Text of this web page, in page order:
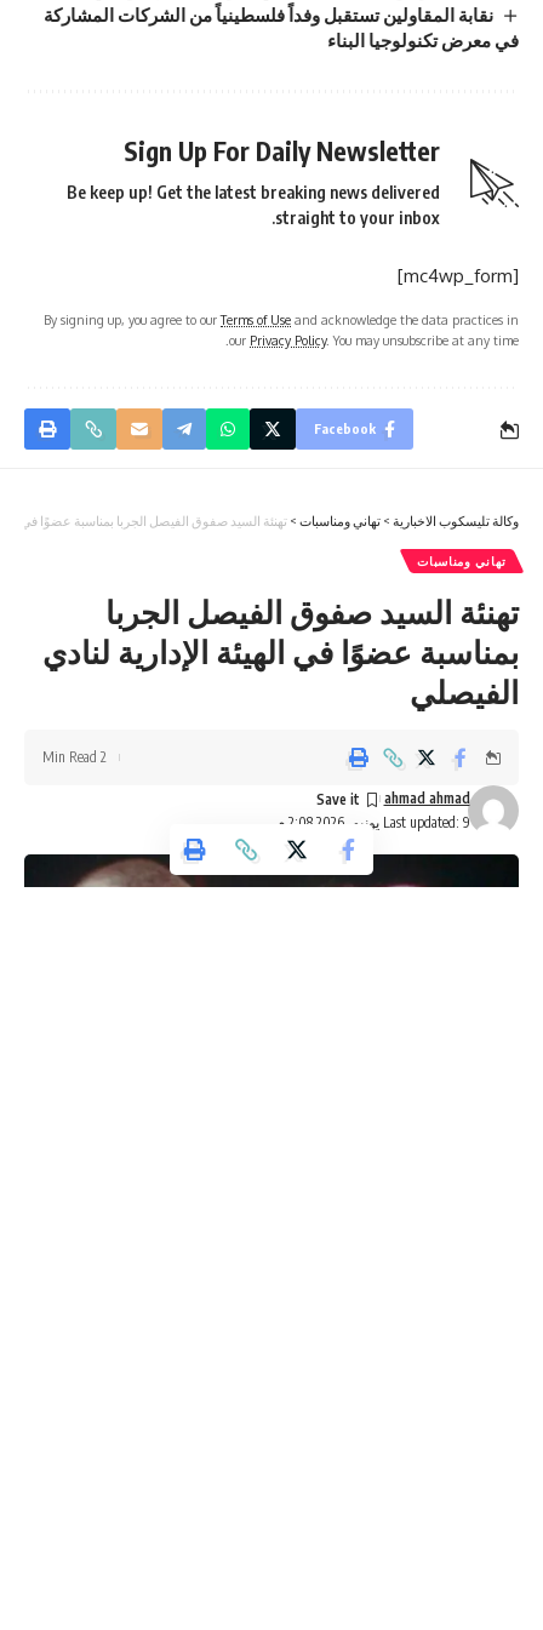
نقابة المقاولين تستقبل وفداً فلسطينياً من الشركات المشاركة
في معرض تكنولوجيا البناء
Sign Up For Daily Newsletter
Be keep up! Get the latest breaking news delivered
straight to your inbox.
[mc4wp_form]
By signing up, you agree to ourTerms of Use and acknowledge the data practices in
our Privacy Policy. You may unsubscribe at any time.
Facebook
وكالة تليسكوب الاخبارية > تهاني ومناسبات > تهنئة السيد صفوق الفيصل الجربا بمناسبة عضوًا في
تهاني ومناسبات
تهنئة السيد صفوق الفيصل الجربا
بمناسبة عضوًا في الهيئة الإدارية لنادي
الفيصلي
Last updated: 9 يونيو، 2026 2:08 م
ahmad ahmad
2 Min Read